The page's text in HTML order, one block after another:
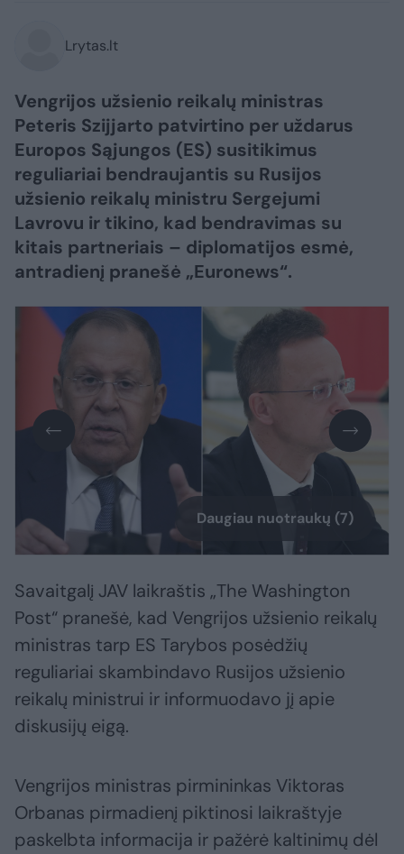
Lrytas.lt
Vengrijos užsienio reikalų ministras
Peteris Szijjarto patvirtino per uždarus
Europos Sąjungos (ES) susitikimus
reguliariai bendraujantis su Rusijos
užsienio reikalų ministru Sergejumi
Lavrovu ir tikino, kad bendravimas su
kitais partneriais – diplomatijos esmė,
antradienį pranešė „Euronews“.
Daugiau nuotraukų (7)
Savaitgalį JAV laikraštis „The Washington
Post“ pranešė, kad Vengrijos užsienio reikalų
ministras tarp ES Tarybos posėdžių
reguliariai skambindavo Rusijos užsienio
reikalų ministrui ir informuodavo jį apie
diskusijų eigą.
Vengrijos ministras pirmininkas Viktoras
Orbanas pirmadienį piktinosi laikraštyje
paskelbta informacija ir pažėrė kaltinimų dėl